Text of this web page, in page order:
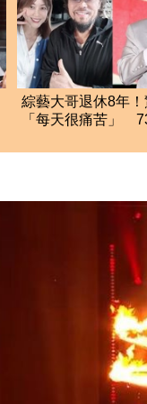
綜藝大哥退休8年
「每天很痛苦」